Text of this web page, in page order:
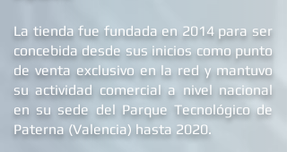
La tienda fue fundada en 2014 para ser
concebida desde sus inicios como punto
de venta exclusivo en la red y mantuvo
su actividad comercial a nivel nacional
en su sede del Parque Tecnológico de
Paterna (Valencia) hasta 2020.